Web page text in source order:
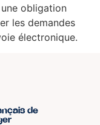
obligation
les demandes
électronique.
de